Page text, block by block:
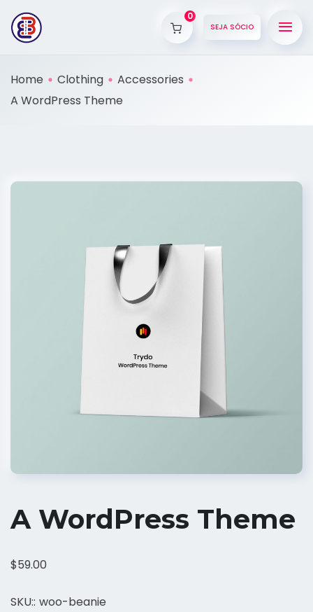
0
SEJA SÓCIO
Home Clothing
Accessories
A WordPress Theme
A WordPress Theme
$59.00
SKU:: woo-beanie